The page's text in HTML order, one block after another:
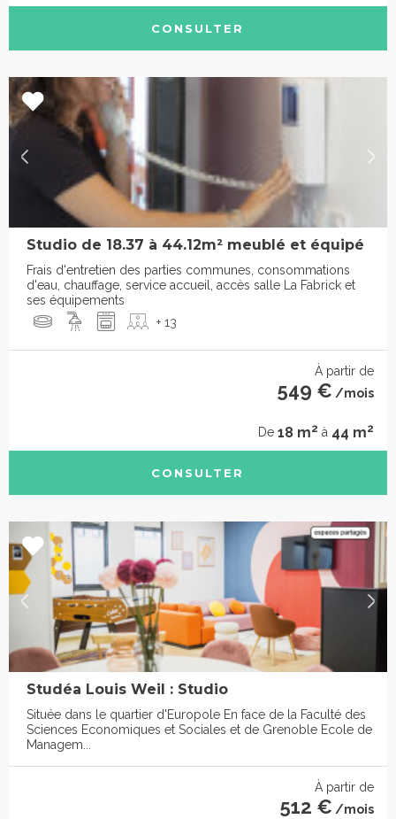
CONSULTER
Studio de 18.37 à 44.12m² meublé et équipé
Frais d'entretien des parties communes, consommations
d'eau, chauffage, service accueil, accès salle La Fabrick et
ses équipements
+ 13
À partir de
549 € /mois
De 18 m2 à 44 m2
CONSULTER
Studéa Louis Weil : Studio
Située dans le quartier d'Europole En face de la Faculté des
Sciences Economiques et Sociales et de Grenoble Ecole de
Managem...
À partir de
512 € /mois